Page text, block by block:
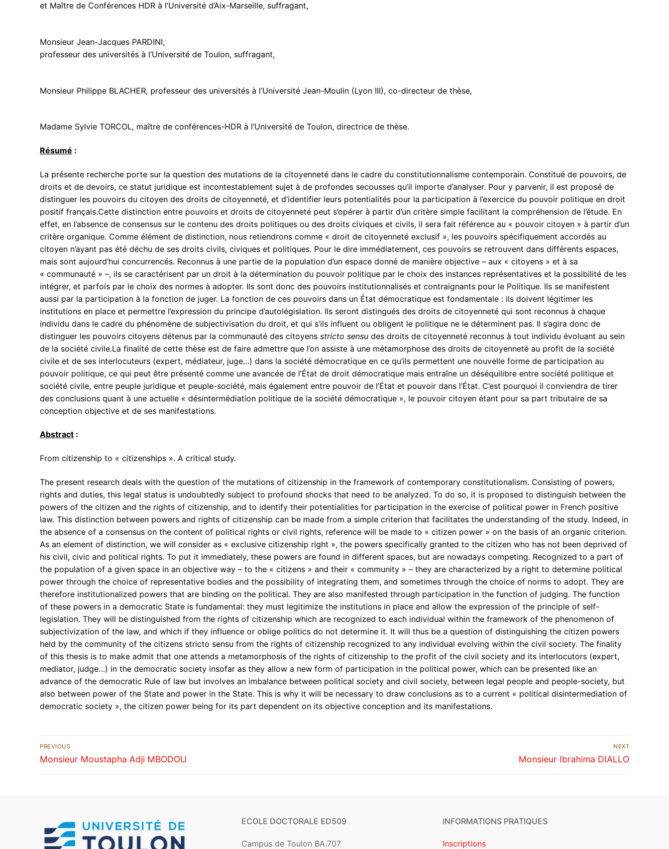
et Maître de Conférences HDR à l’Université d’Aix-Marseille, suffragant,
Monsieur Jean-Jacques PARDINI,
professeur des universités à l’Université de Toulon, suffragant,
Monsieur Philippe BLACHER, professeur des universités à l’Université Jean-Moulin (Lyon III), co-directeur de thèse,
Madame Sylvie TORCOL, maître de conférences-HDR à l’Université de Toulon, directrice de thèse.
Résumé :
La présente recherche porte sur la question des mutations de la citoyenneté dans le cadre du constitutionnalisme contemporain. Constitué de pouvoirs, de
droits et de devoirs, ce statut juridique est incontestablement sujet à de profondes secousses qu’il importe d’analyser. Pour y parvenir, il est proposé de
distinguer les pouvoirs du citoyen des droits de citoyenneté, et d’identifier leurs potentialités pour la participation à l’exercice du pouvoir politique en droit
positif français.Cette distinction entre pouvoirs et droits de citoyenneté peut s’opérer à partir d’un critère simple facilitant la compréhension de l’étude. En
effet, en l’absence de consensus sur le contenu des droits politiques ou des droits civiques et civils, il sera fait référence au « pouvoir citoyen » à partir d’un
critère organique. Comme élément de distinction, nous retiendrons comme « droit de citoyenneté exclusif », les pouvoirs spécifiquement accordés au
citoyen n’ayant pas été déchu de ses droits civils, civiques et politiques. Pour le dire immédiatement, ces pouvoirs se retrouvent dans différents espaces,
mais sont aujourd’hui concurrencés. Reconnus à une partie de la population d’un espace donné de manière objective – aux « citoyens » et à sa
« communauté » –, ils se caractérisent par un droit à la détermination du pouvoir politique par le choix des instances représentatives et la possibilité de les
intégrer, et parfois par le choix des normes à adopter. Ils sont donc des pouvoirs institutionnalisés et contraignants pour le Politique. Ils se manifestent
aussi par la participation à la fonction de juger. La fonction de ces pouvoirs dans un État démocratique est fondamentale : ils doivent légitimer les
institutions en place et permettre l’expression du principe d’autolégislation. Ils seront distingués des droits de citoyenneté qui sont reconnus à chaque
individu dans le cadre du phénomène de subjectivisation du droit, et qui s’ils influent ou obligent le politique ne le déterminent pas. Il s’agira donc de
distinguer les pouvoirs citoyens détenus par la communauté des citoyens stricto sensu des droits de citoyenneté reconnus à tout individu évoluant au sein
de la société civile.La finalité de cette thèse est de faire admettre que l’on assiste à une métamorphose des droits de citoyenneté au profit de la société
civile et de ses interlocuteurs (expert, médiateur, juge…) dans la société démocratique en ce qu’ils permettent une nouvelle forme de participation au
pouvoir politique, ce qui peut être présenté comme une avancée de l’État de droit démocratique mais entraîne un déséquilibre entre société politique et
société civile, entre peuple juridique et peuple-société, mais également entre pouvoir de l’État et pouvoir dans l’État. C’est pourquoi il conviendra de tirer
des conclusions quant à une actuelle « désintermédiation politique de la société démocratique », le pouvoir citoyen étant pour sa part tributaire de sa
conception objective et de ses manifestations.
Abstract :
From citizenship to « citizenships ». A critical study.
The present research deals with the question of the mutations of citizenship in the framework of contemporary constitutionalism. Consisting of powers,
rights and duties, this legal status is undoubtedly subject to profound shocks that need to be analyzed. To do so, it is proposed to distinguish between the
powers of the citizen and the rights of citizenship, and to identify their potentialities for participation in the exercise of political power in French positive
law. This distinction between powers and rights of citizenship can be made from a simple criterion that facilitates the understanding of the study. Indeed, in
the absence of a consensus on the content of political rights or civil rights, reference will be made to « citizen power » on the basis of an organic criterion.
As an element of distinction, we will consider as « exclusive citizenship right », the powers specifically granted to the citizen who has not been deprived of
his civil, civic and political rights. To put it immediately, these powers are found in different spaces, but are nowadays competing. Recognized to a part of
the population of a given space in an objective way – to the « citizens » and their « community » – they are characterized by a right to determine political
power through the choice of representative bodies and the possibility of integrating them, and sometimes through the choice of norms to adopt. They are
therefore institutionalized powers that are binding on the political. They are also manifested through participation in the function of judging. The function
of these powers in a democratic State is fundamental: they must legitimize the institutions in place and allow the expression of the principle of self-
legislation. They will be distinguished from the rights of citizenship which are recognized to each individual within the framework of the phenomenon of
subjectivization of the law, and which if they influence or oblige politics do not determine it. It will thus be a question of distinguishing the citizen powers
held by the community of the citizens stricto sensu from the rights of citizenship recognized to any individual evolving within the civil society. The finality
of this thesis is to make admit that one attends a metamorphosis of the rights of citizenship to the profit of the civil society and its interlocutors (expert,
mediator, judge…) in the democratic society insofar as they allow a new form of participation in the political power, which can be presented like an
advance of the democratic Rule of law but involves an imbalance between political society and civil society, between legal people and people-society, but
also between power of the State and power in the State. This is why it will be necessary to draw conclusions as to a current « political disintermediation of
democratic society », the citizen power being for its part dependent on its objective conception and its manifestations.
PREVIOUS
Monsieur Moustapha Adji MBODOU
NEXT
Monsieur Ibrahima DIALLO
ECOLE DOCTORALE ED509
Campus de Toulon BA.707
INFORMATIONS PRATIQUES
Inscriptions